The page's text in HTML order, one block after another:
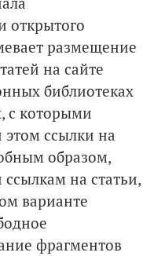
открытого
размещение
на сайте
библиотеках
с которыми
ссылки на
образом,
на статьи,
варианте
фрагментов